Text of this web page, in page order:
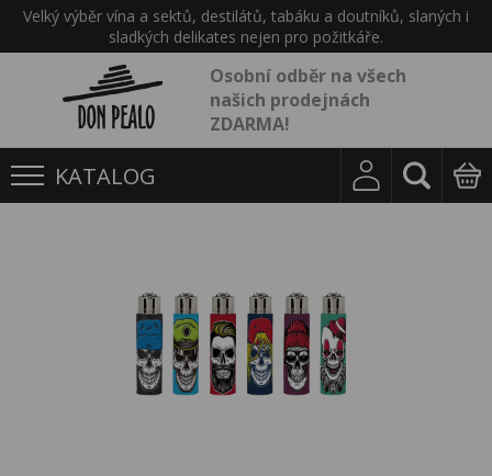
Velký výběr vína a sektů, destilátů, tabáku a doutníků, slaných i
sladkých delikates nejen pro požitkáře.
Osobní odběr na všech
našich prodejnách
ZDARMA!
KATALOG